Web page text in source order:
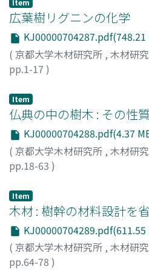
Item
広葉樹リグニンの化学
KJ00000704287.pdf(748.21
( 京都大学木材研究所 , 木材研
pp.1-17 )
Item
仏典の中の樹木 : その性
KJ00000704288.pdf(4.37
( 京都大学木材研究所 , 木材研
pp.18-63 )
Item
木材 : 樹幹の材料設計を
KJ00000704289.pdf(611.55
( 京都大学木材研究所 , 木材研
pp.64-78 )